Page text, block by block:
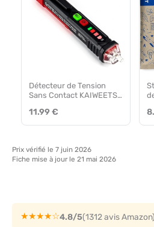
Détecteur de Tension
Sans Contact KAIWEETS
11.99 €
Prix vérifié le 7 juin 2026
Fiche mise à jour le 21 mai 2026
★★★★☆4.8/5(1312 avis Amazon)